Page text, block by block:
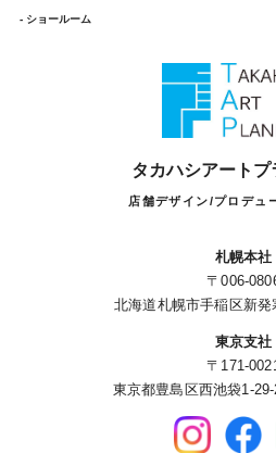
- ショールーム
タカハシアートプ
店舗デザイン/プロデュ
札幌本社
〒006-
北海道札幌市手稲区新発
東京支社
〒171-
東京都豊島区西池袋1-